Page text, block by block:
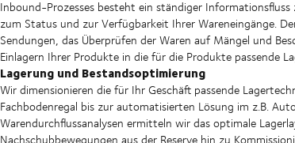
Inbound-Prozesses besteht ein ständiger
zum Status und zur Verfügbarkeit Ihrer Wareneingänge.
Sendungen, das Überprüfen der Waren auf Mängel und
Einlagern Ihrer Produkte in die für die Produkte passende
Lagerung und Bestandsoptimierung
Wir dimensionieren die für Ihr Geschäft passende
Fachbodenregal bis zur automatisierten Lösung im z.B.
Warendurchflussanalysen ermitteln wir das optimale
Nachschubbewegungen aus der Reserve hin zu